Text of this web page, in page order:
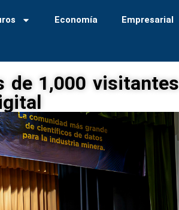
Economía Empresarial
de 1,000 visitantes